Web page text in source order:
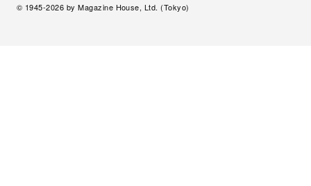
© 1945-2026 by Magazine House, Ltd. (Tokyo)